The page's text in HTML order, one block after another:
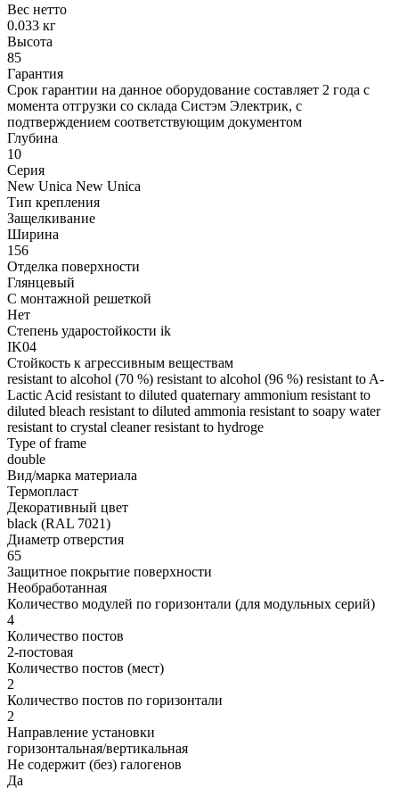
Вес нетто
0.033 кг
Высота
85
Гарантия
Срок гарантии на данное оборудование составляет 2 года с
момента отгрузки со склада Систэм Электрик, с
подтверждением соответствующим документом
Глубина
10
Серия
New Unica New Unica
Тип крепления
Защелкивание
Ширина
156
Отделка поверхности
Глянцевый
С монтажной решеткой
Нет
Степень ударостойкости ik
IK04
Стойкость к агрессивным веществам
resistant to alcohol (70 %) resistant to alcohol (96 %) resistant to A-
Lactic Acid resistant to diluted quaternary ammonium resistant to
diluted bleach resistant to diluted ammonia resistant to soapy water
resistant to crystal cleaner resistant to hydroge
Type of frame
double
Вид/марка материала
Термопласт
Декоративный цвет
black (RAL 7021)
Диаметр отверстия
65
Защитное покрытие поверхности
Необработанная
Количество модулей по горизонтали (для модульных серий)
4
Количество постов
2-постовая
Количество постов (мест)
2
Количество постов по горизонтали
2
Направление установки
горизонтальная/вертикальная
Не содержит (без) галогенов
Да